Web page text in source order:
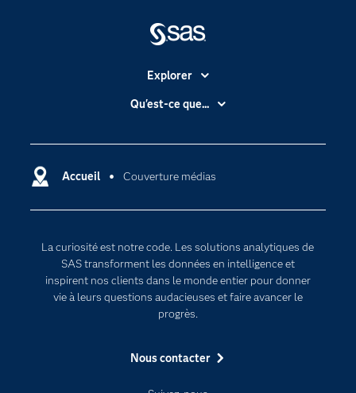
Accueil Couverture médias
La curiosité est notre code. Les solutions analytiques de
SAS transforment les données en intelligence et
inspirent nos clients dans le monde entier pour donner
vie à leurs questions audacieuses et faire avancer le
progrès.
Nous contacter
Explorer
Carrières
Certifications
Documentation
Pour les enseignants
Entreprise
Formations
Qu'est-ce que...
Intelligence artificielle
Transformation digitale